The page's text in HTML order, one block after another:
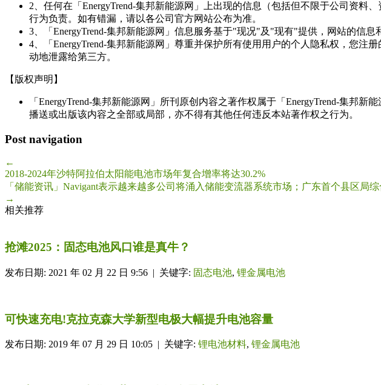
2、任何在「EnergyTrend-集邦新能源网」上出现的信息（包括但不限于公司资
行为负责。如有错漏，请以各公司官方网站公布为准。
3、「EnergyTrend-集邦新能源网」信息服务基于"现况"及"现有"提供，网站的信息
4、「EnergyTrend-集邦新能源网」尊重并保护所有使用用户的个人隐私权，您
动地泄露给第三方。
【版权声明】
「EnergyTrend-集邦新能源网」所刊原创内容之著作权属于「EnergyTrend-集邦
播送或出版该内容之全部或局部，亦不得有其他任何违反本站著作权之行为。
Post navigation
←
2018-2024年沙特阿拉伯太阳能电池市场年复合增率将达30.2%
「储能资讯」Navigant表示越来越多公司将涌入储能变流器系统市场；广东首个县区局
→
相关推荐
抢滩2025：固态电池风口谁是真牛？
发布日期: 2021 年 02 月 22 日 9:56 | 关键字: 固态电池, 锂金属电池
可快速充电!克拉克森大学新型电极大幅提升电池容量
发布日期: 2019 年 07 月 29 日 10:05 | 关键字: 锂电池材料, 锂金属电池